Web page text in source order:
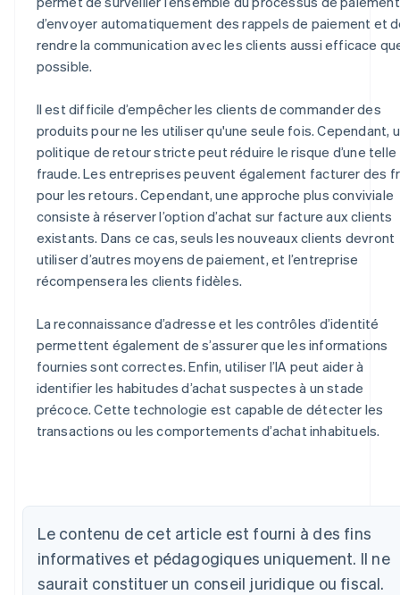
d’envoyer automatiquement des rappels de paiement et
rendre la communication avec les clients aussi efficace
possible.
Il est difficile d’empêcher les clients de commander des
produits pour ne les utiliser qu'une seule fois. Cependant,
politique de retour stricte peut réduire le risque d’une telle
fraude. Les entreprises peuvent également facturer des
pour les retours. Cependant, une approche plus conviviale
consiste à réserver l’option d’achat sur facture aux clients
existants. Dans ce cas, seuls les nouveaux clients devront
utiliser d’autres moyens de paiement, et l’entreprise
récompensera les clients fidèles.
La reconnaissance d’adresse et les contrôles d’identité
permettent également de s’assurer que les informations
fournies sont correctes. Enfin, utiliser l’IA peut aider à
identifier les habitudes d’achat suspectes à un stade
précoce. Cette technologie est capable de détecter les
transactions ou les comportements d’achat inhabituels.
Le contenu de cet article est fourni à des fins
informatives et pédagogiques uniquement. Il ne
saurait constituer un conseil juridique ou fiscal.
Autriche
Deutsch
Belgique
NederlandsFrançaisDeutschEnglish